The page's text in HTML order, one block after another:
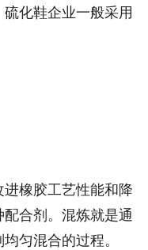
化鞋企业一般采用
橡胶工艺性能和降
合剂。混炼就是通
匀混合的过程。